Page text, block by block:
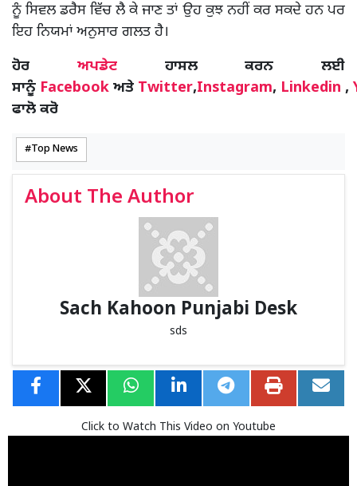
ਨੂੰ ਸਿਵਲ ਡਰੈਸ ਵਿੱਚ ਲੈ ਕੇ ਜਾਣ ਤਾਂ ਉਹ ਕੁਝ ਨਹੀਂ ਕਰ ਸਕਦੇ ਹਨ ਪਰ
ਇਹ ਨਿਯਮਾਂ ਅਨੁਸਾਰ ਗਲਤ ਹੈ।
ਹੋਰ ਅਪਡੇਟਹਾਸਲ ਕਰਨ ਲਈ
ਸਾਨੂੰ Facebook ਅਤੇ Twitter,Instagram, Linkedin ,
ਫਾਲੋ ਕਰੋ
Top News
About The Author
Sach Kahoon Punjabi Desk
sds
Click to Watch This Video on Youtube